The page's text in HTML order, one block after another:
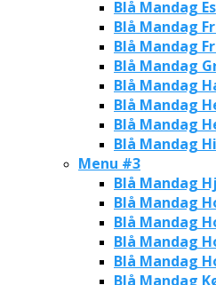
Blå Mandag
Blå Mandag
Blå Mandag
Blå Mandag
Blå Mandag
Blå Mandag
Blå Mandag
Blå Mandag
Menu #3
Blå Mandag
Blå Mandag
Blå Mandag
Blå Mandag
Blå Mandag
Blå Mandag